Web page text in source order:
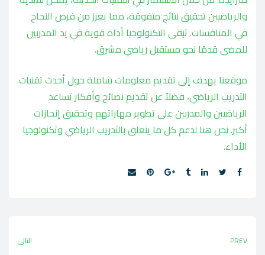
والرياضيين تحقيق نتائج متفوقة، مما يعزز من فرص النجاح
في المنافسات. تبقى التكنولوجيا أداة قوية في يد المدربين
للمضي قدمًا نحو مستقبل رياضي مشرق.
موقعنا يهدف إلى تقديم معلومات شاملة حول أحدث تقنيات
التدريب الرياضي، فضلاً عن تقديم نصائح وأفكار تساعد
الرياضيين والمدربين على تطوير مهاراتهم وتحقيق إنجازات
أكبر. نحن هنا لدعم كل ما يتعلق بالتدريب الرياضي وتكنولوجيا
الأداء.
Share:
PREV التالي